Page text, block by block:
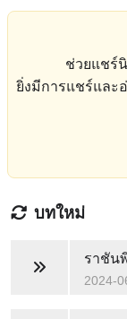
ช่วยแชร์
ยิ่งมีการแชร์และ
บทใหม่
2024-